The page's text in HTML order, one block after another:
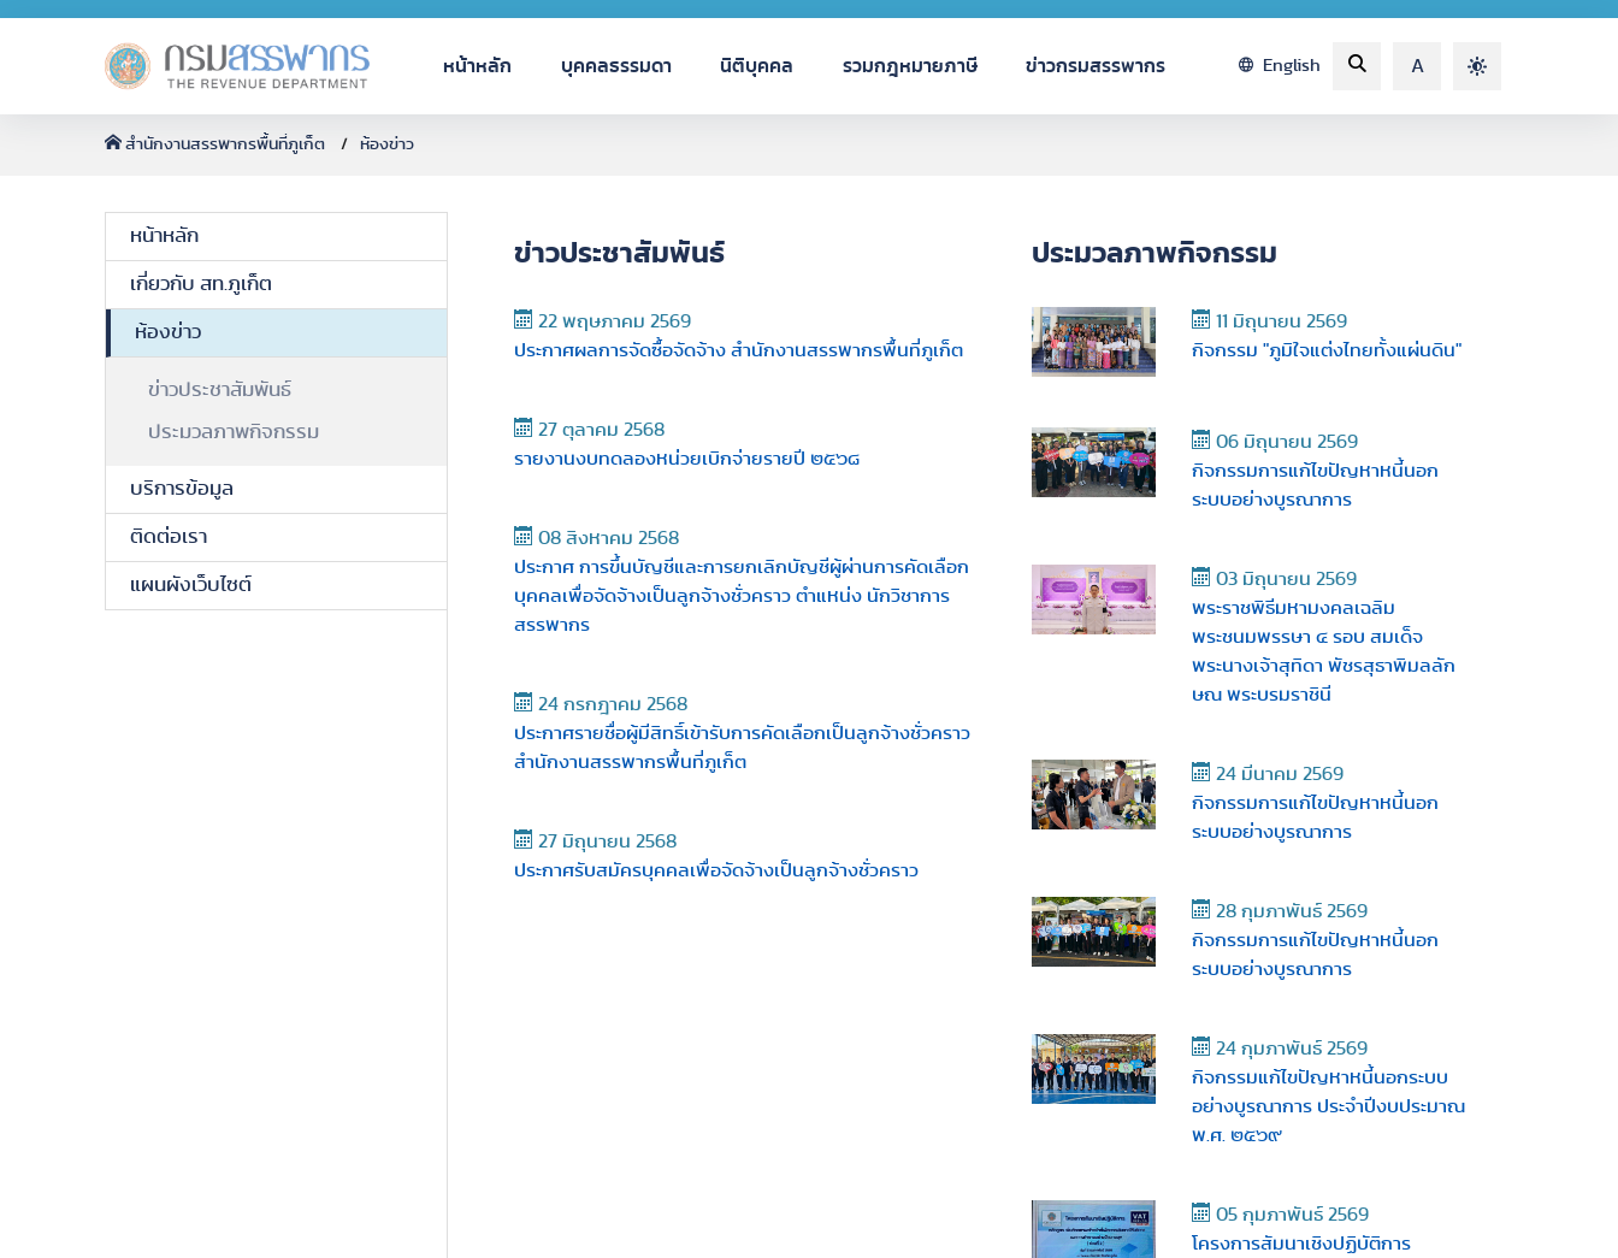
หน้าหลัก บุคคลธรรมดา นิติบุคคล รวมกฎหมายภาษี ข่าวกรมสรรพากร English A
สำนักงานสรรพากรพื้นที่ภูเก็ต ห้องข่าว
หน้าหลัก
เกี่ยวกับ สท.ภูเก็ต
ห้องข่าว
ข่าวประชาสัมพันธ์
ประมวลภาพกิจกรรม
บริการข้อมูล
ติดต่อเรา
แผนผังเว็บไซต์
ข่าวประชาสัมพันธ์
22 พฤษภาคม 2569
ประกาศผลการจัดซื้อจัดจ้าง สำนักงานสรรพากรพื้นที่ภูเก็ต
27 ตุลาคม 2568
รายงานงบทดลองหน่วยเบิกจ่ายรายปี ๒๕๖๘
08 สิงหาคม 2568
ประกาศ การขึ้นบัญชีและการยกเลิกบัญชีผู้ผ่านการคัดเลือก
บุคคลเพื่อจัดจ้างเป็นลูกจ้างชั่วคราว ตำแหน่ง นักวิชาการ
สรรพากร
24 กรกฎาคม 2568
ประกาศรายชื่อผู้มีสิทธิ์เข้ารับการคัดเลือกเป็นลูกจ้างชั่วคราว
สำนักงานสรรพากรพื้นที่ภูเก็ต
27 มิถุนายน 2568
ประกาศรับสมัครบุคคลเพื่อจัดจ้างเป็นลูกจ้างชั่วคราว
ประมวลภาพกิจกรรม
11 มิถุนายน 2569
กิจกรรม "ภูมิใจแต่งไทยทั้งแผ่นดิน"
06 มิถุนายน 2569
กิจกรรมการแก้ไขปัญหาหนี้นอก
ระบบอย่างบูรณาการ
03 มิถุนายน 2569
พระราชพิธีมหามงคลเฉลิม
พระชนมพรรษา ๔ รอบ สมเด็จ
พระนางเจ้าสุทิดา พัชรสุธาพิมลลัก
ษณ พระบรมราชินี
24 มีนาคม 2569
กิจกรรมการแก้ไขปัญหาหนี้นอก
ระบบอย่างบูรณาการ
28 กุมภาพันธ์ 2569
กิจกรรมการแก้ไขปัญหาหนี้นอก
ระบบอย่างบูรณาการ
24 กุมภาพันธ์ 2569
กิจกรรมแก้ไขปัญหาหนี้นอกระบบ
อย่างบูรณาการ ประจำปีงบประมาณ
พ.ศ. ๒๕๖๙
05 กุมภาพันธ์ 2569
โครงการสัมนาเชิงปฏิบัติการ